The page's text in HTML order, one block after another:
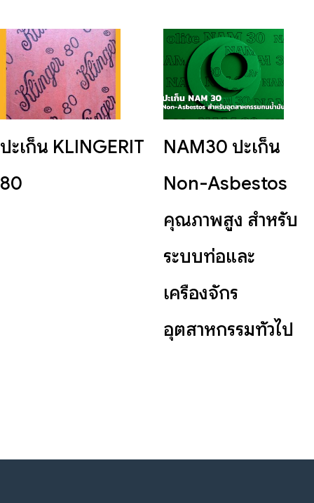
ปะเก็น KLINGERIT
80
NAM30 ปะเก็น
Non-Asbestos
คุณภาพสูง สำหรับ
ระบบท่อและ
เครื่องจักร
อุตสาหกรรมทั่วไป